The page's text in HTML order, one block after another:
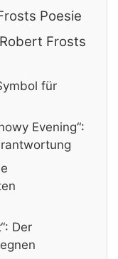
Poesie
Frosts
für
Evening“:
Der